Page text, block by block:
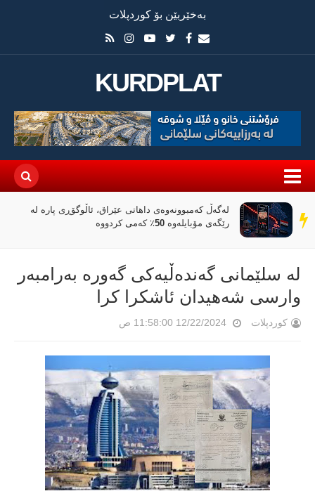
بەخێربێن بۆ کوردپلات
KURDPLAT
سەر
دێڕ
لەگەڵ کەمبوونەوەی داهاتی عێراق، ئاڵوگۆڕی پارە لە
رێگەی مۆبایلەوە 50٪ کەمی کردووە
لە سلێمانی گەندەڵیەکی گەورە بەرامبەر
وارسی شەهیدان ئاشکرا کرا
کوردپلات 12/22/2024 11:58:00 ص